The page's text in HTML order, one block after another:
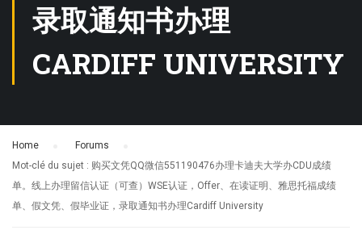
录取通知书办理
CARDIFF UNIVERSITY
Home Forums
Mot-clé du sujet : 购买文凭QQ微信551190476办理卡迪夫大学办CDU成绩
单。线上办理留信认证（可查）WSE认证，Offer、在读证明、雅思托福成绩
单、假文凭、假毕业证，录取通知书办理Cardiff University